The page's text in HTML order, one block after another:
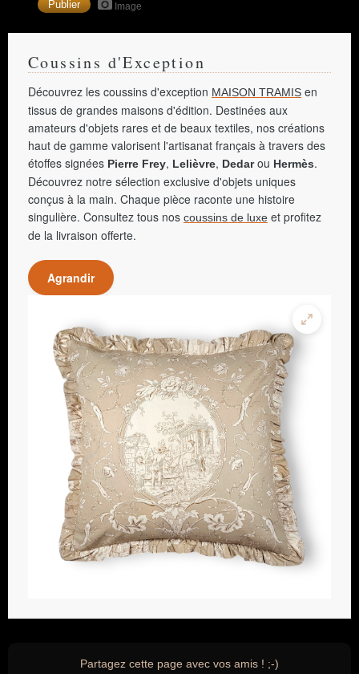
Image
Coussins d'Exception
Découvrez les coussins d'exception MAISON TRAMIS en
tissus de grandes maisons d'édition. Destinées aux
amateurs d'objets rares et de beaux textiles, nos créations
haut de gamme valorisent l'artisanat français à travers des
étoffes signées Pierre Frey, Lelièvre, Dedarou Hermès.
Découvrez notre sélection exclusive d'objets uniques
conçus à la main. Chaque pièce raconte une histoire
singulière. Consultez tous nos coussins de luxe et profitez
de la livraison offerte.
Agrandir
Partagez cette page avec vos amis ! ;-)